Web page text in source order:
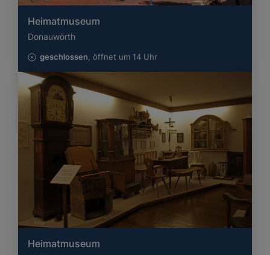
Heimatmuseum
Donauwörth
geschlossen, öffnet um 14 Uhr
Heimatmuseum